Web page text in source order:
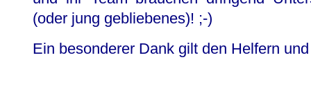
(oder jung gebliebenes)! ;-)
Ein besonderer Dank gilt den Helfern